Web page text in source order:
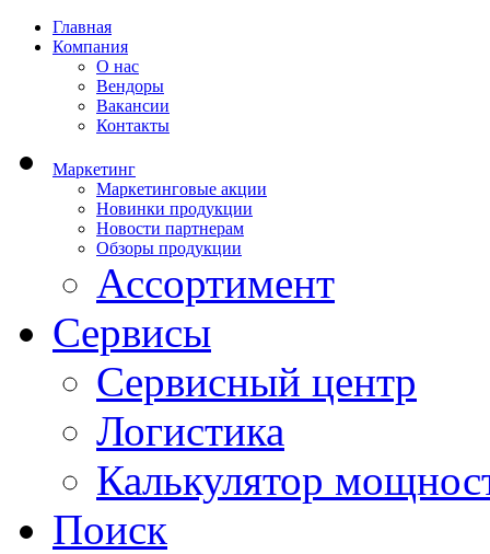
Главная
Компания
О нас
Вендоры
Вакансии
Контакты
Маркетинг
Маркетинговые акции
Новинки продукции
Новости партнерам
Обзоры продукции
Ассортимент
Сервисы
Сервисный центр
Логистика
Калькулятор
Поиск